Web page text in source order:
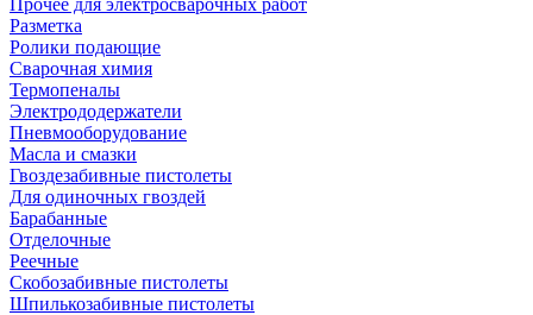
Прочее для электросварочных работ
Разметка
Ролики подающие
Сварочная химия
Термопеналы
Электрододержатели
Пневмооборудование
Масла и смазки
Гвоздезабивные пистолеты
Для одиночных гвоздей
Барабанные
Отделочные
Реечные
Скобозабивные пистолеты
Шпилькозабивные пистолеты